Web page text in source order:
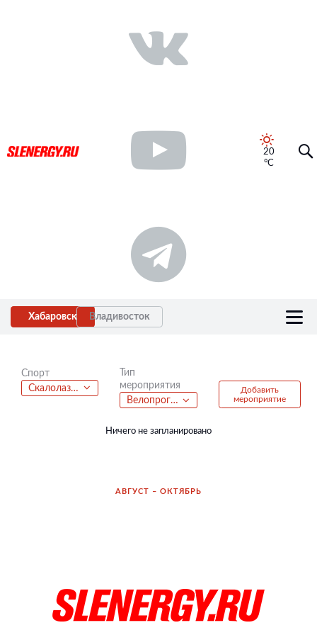
20
°C
Хабаровск Владивосток
Спорт
Скалолазание
Тип
мероприятия
Велопрогулка
Добавить
мероприятие
Ничего не запланировано
АВГУСТ – ОКТЯБРЬ